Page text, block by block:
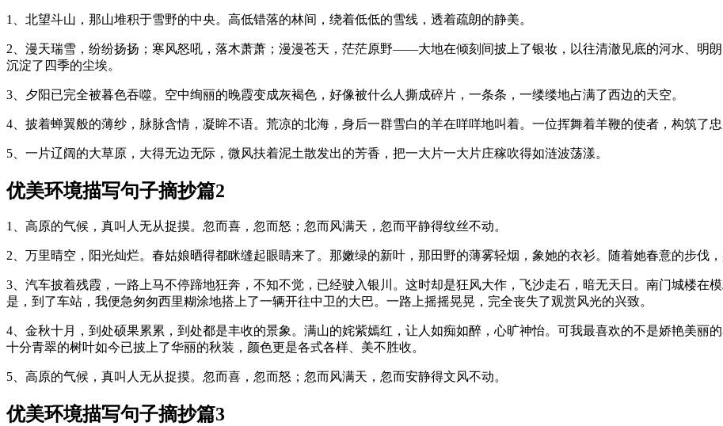
1、北望斗山，那山堆积于雪野的中央。高低错落的林间，绕着低低的雪线，透着疏朗的静美。
2、漫天瑞雪，纷纷扬扬；寒风怒吼，落木萧萧；漫漫苍天，茫茫原野——大地在倾刻间披上了银妆，以往清澈见底的河水、明
沉淀了四季的尘埃。
3、夕阳已完全被暮色吞噬。空中绚丽的晚霞变成灰褐色，好像被什么人撕成碎片，一条条，一缕缕地占满了西边的天空。
4、披着蝉翼般的薄纱，脉脉含情，凝眸不语。荒凉的北海，身后一群雪白的羊在咩咩地叫着。一位挥舞着羊鞭的使者，构筑了
5、一片辽阔的大草原，大得无边无际，微风扶着泥土散发出的芳香，把一大片一大片庄稼吹得如涟波荡漾。
优美环境描写句子摘抄篇2
1、高原的气候，真叫人无从捉摸。忽而喜，忽而怒；忽而风满天，忽而平静得纹丝不动。
2、万里晴空，阳光灿烂。春姑娘晒得都眯缝起眼睛来了。那嫩绿的新叶，那田野的薄雾轻烟，象她的衣衫。随着她春意的步伐
3、汽车披着残霞，一路上马不停蹄地狂奔，不知不觉，已经驶入银川。这时却是狂风大作，飞沙走石，暗无天日。南门城楼在
是，到了车站，我便急匆匆西里糊涂地搭上了一辆开往中卫的大巴。一路上摇摇晃晃，完全丧失了观赏风光的兴致。
4、金秋十月，到处硕果累累，到处都是丰收的景象。满山的姹紫嫣红，让人如痴如醉，心旷神怡。可我最喜欢的不是娇艳美丽
十分青翠的树叶如今已披上了华丽的秋装，颜色更是各式各样、美不胜收。
5、高原的气候，真叫人无从捉摸。忽而喜，忽而怒；忽而风满天，忽而安静得文风不动。
优美环境描写句子摘抄篇3